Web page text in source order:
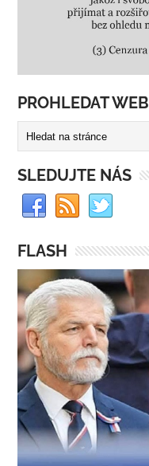
PROHLEDAT WEB
SLEDUJTE NÁS
FLASH